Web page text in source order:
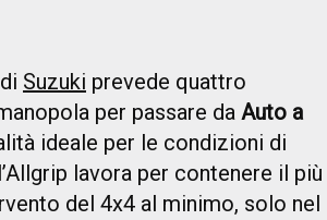
di Suzuki prevede quattro
per passare da Auto a
ideale per le condizioni di
lavora per contenere il più
del 4x4 al minimo, solo nel